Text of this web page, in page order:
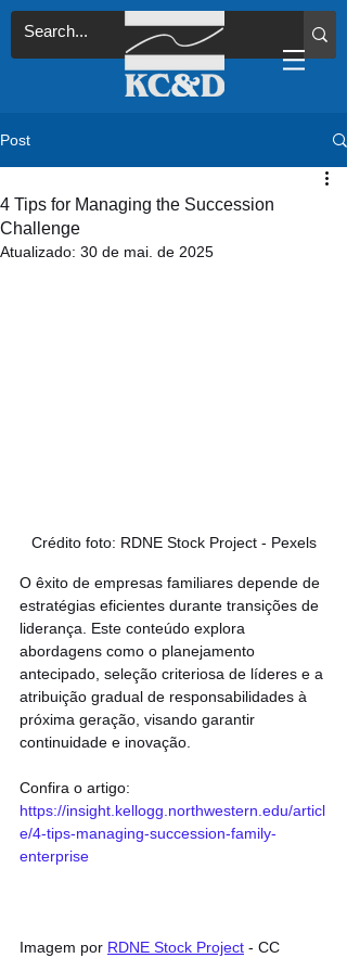
Post
4 Tips for Managing the Succession
Challenge
Atualizado: 30 de mai. de 2025
Crédito foto: RDNE Stock Project - Pexels
O êxito de empresas familiares depende de
estratégias eficientes durante transições de
liderança. Este conteúdo explora
abordagens como o planejamento
antecipado, seleção criteriosa de líderes e a
atribuição gradual de responsabilidades à
próxima geração, visando garantir
continuidade e inovação.
Confira o artigo:
https://insight.kellogg.northwestern.edu/articl
e/4-tips-managing-succession-family-
enterprise
Imagem por RDNE Stock Project - CC